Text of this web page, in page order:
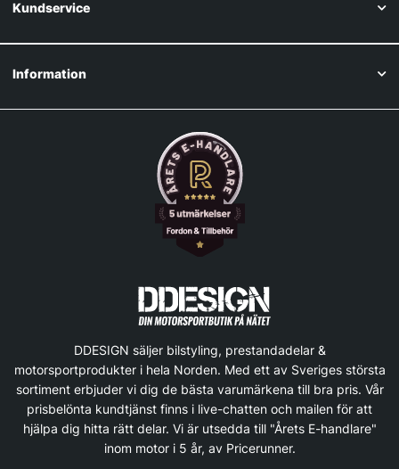
Kundservice
Information
DDESIGN säljer bilstyling, prestandadelar &
motorsportprodukter i hela Norden. Med ett av Sveriges största
sortiment erbjuder vi dig de bästa varumärkena till bra pris. Vår
prisbelönta kundtjänst finns i live-chatten och mailen för att
hjälpa dig hitta rätt delar. Vi är utsedda till "Årets E-handlare"
inom motor i 5 år, av Pricerunner.